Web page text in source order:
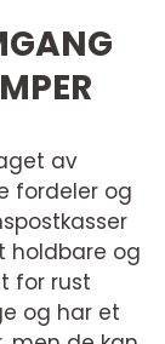
av
fordeler og
holdbare og
for rust
og har et